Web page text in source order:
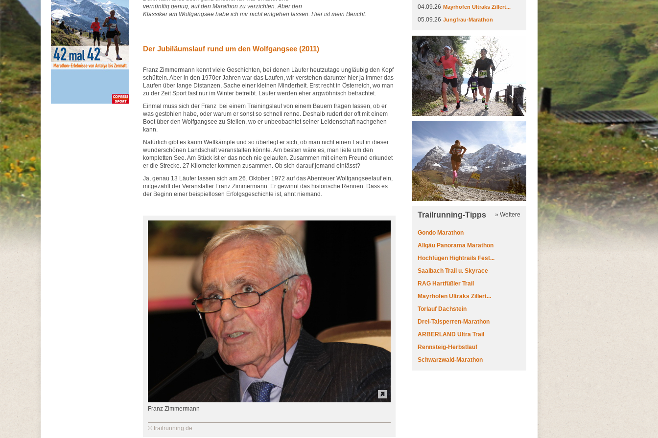
vernünftig genug, auf den Marathon zu verzichten. Aber den
Klassiker am Wolfgangsee habe ich mir nicht entgehen lassen. Hier ist mein Bericht:
Der Jubiläumslauf rund um den Wolfgangsee (2011)
Franz Zimmermann kennt viele Geschichten, bei denen Läufer heutzutage ungläubig den Kopf
schütteln. Aber in den 1970er Jahren war das Laufen, wir verstehen darunter hier ja immer das
Laufen über lange Distanzen, Sache einer kleinen Minderheit. Erst recht in Österreich, wo man
zu der Zeit Sport fast nur im Winter betreibt. Läufer werden eher argwöhnisch betrachtet.
Einmal muss sich der Franz bei einem Trainingslauf von einem Bauern fragen lassen, ob er
was gestohlen habe, oder warum er sonst so schnell renne. Deshalb rudert der oft mit einem
Boot über den Wolfgangsee zu Stellen, wo er unbeobachtet seiner Leidenschaft nachgehen
kann.
Natürlich gibt es kaum Wettkämpfe und so überlegt er sich, ob man nicht einen Lauf in dieser
wunderschönen Landschaft veranstalten könnte. Am besten wäre es, man liefe um den
kompletten See. Am Stück ist er das noch nie gelaufen. Zusammen mit einem Freund erkundet
er die Strecke. 27 Kilometer kommen zusammen. Ob sich darauf jemand einlässt?
Ja, genau 13 Läufer lassen sich am 26. Oktober 1972 auf das Abenteuer Wolfgangseelauf ein,
mitgezählt der Veranstalter Franz Zimmermann. Er gewinnt das historische Rennen. Dass es
der Beginn einer beispiellosen Erfolgsgeschichte ist, ahnt niemand.
Franz Zimmermann
© trailrunning.de
04.09.26 Mayrhofen Ultraks Zillert...
05.09.26 Jungfrau-Marathon
Trailrunning-Tipps » Weitere
Gondo Marathon
Allgäu Panorama Marathon
Hochfügen Hightrails Fest...
Saalbach Trail u. Skyrace
RAG Hartfüßler Trail
Mayrhofen Ultraks Zillert...
Torlauf Dachstein
Drei-Talsperren-Marathon
ARBERLAND Ultra Trail
Rennsteig-Herbstlauf
Schwarzwald-Marathon